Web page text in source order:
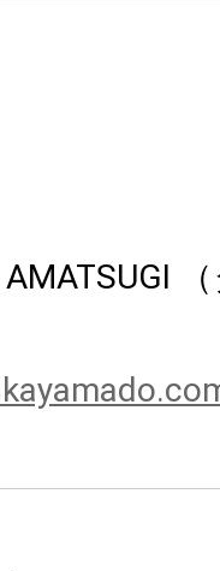
AMATSUGI